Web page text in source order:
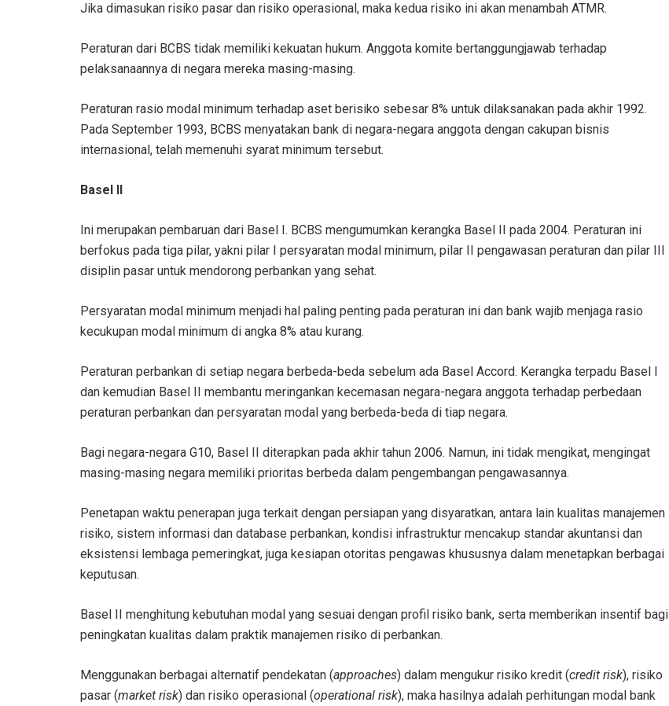
Jika dimasukan risiko pasar dan risiko operasional, maka kedua risiko ini akan menambah ATMR.
Peraturan dari BCBS tidak memiliki kekuatan hukum. Anggota komite bertanggungjawab terhadap
pelaksanaannya di negara mereka masing-masing.
Peraturan rasio modal minimum terhadap aset berisiko sebesar 8% untuk dilaksanakan pada akhir 1992.
Pada September 1993, BCBS menyatakan bank di negara-negara anggota dengan cakupan bisnis
internasional, telah memenuhi syarat minimum tersebut.
Basel II
Ini merupakan pembaruan dari Basel I. BCBS mengumumkan kerangka Basel II pada 2004. Peraturan ini
berfokus pada tiga pilar, yakni pilar I persyaratan modal minimum, pilar II pengawasan peraturan dan pilar III
disiplin pasar untuk mendorong perbankan yang sehat.
Persyaratan modal minimum menjadi hal paling penting pada peraturan ini dan bank wajib menjaga rasio
kecukupan modal minimum di angka 8% atau kurang.
Peraturan perbankan di setiap negara berbeda-beda sebelum ada Basel Accord. Kerangka terpadu Basel I
dan kemudian Basel II membantu meringankan kecemasan negara-negara anggota terhadap perbedaan
peraturan perbankan dan persyaratan modal yang berbeda-beda di tiap negara.
Bagi negara-negara G10, Basel II diterapkan pada akhir tahun 2006. Namun, ini tidak mengikat, mengingat
masing-masing negara memiliki prioritas berbeda dalam pengembangan pengawasannya.
Penetapan waktu penerapan juga terkait dengan persiapan yang disyaratkan, antara lain kualitas manajemen
risiko, sistem informasi dan database perbankan, kondisi infrastruktur mencakup standar akuntansi dan
eksistensi lembaga pemeringkat, juga kesiapan otoritas pengawas khususnya dalam menetapkan berbagai
keputusan.
Basel II menghitung kebutuhan modal yang sesuai dengan profil risiko bank, serta memberikan insentif bagi
peningkatan kualitas dalam praktik manajemen risiko di perbankan.
Menggunakan berbagai alternatif pendekatan (approaches) dalam mengukur risiko kredit (credit risk), risiko
pasar (market risk) dan risiko operasional (operational risk), maka hasilnya adalah perhitungan modal bank